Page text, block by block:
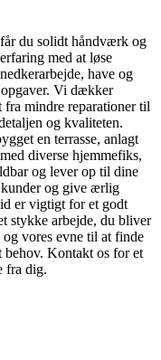
du solidt håndværk og
med at løse
have og
Vi dækker
mindre reparationer til
og kvaliteten.
en terrasse, anlagt
diverse hjemmefiks,
og lever op til dine
og give ærlig
er vigtigt for et godt
stykke arbejde, du bliver
vores evne til at finde
behov. Kontakt os for et
fra dig.